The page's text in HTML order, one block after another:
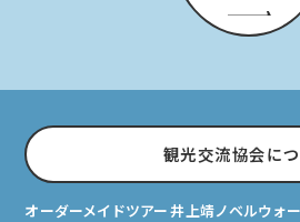
観光交流協会に
オーダーメイドツアー井上靖ノベルウォ